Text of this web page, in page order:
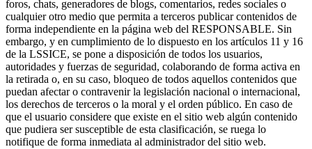
foros, chats, generadores de blogs, comentarios, redes sociales o
cualquier otro medio que permita a terceros publicar contenidos de
forma independiente en la página web del RESPONSABLE. Sin
embargo, y en cumplimiento de lo dispuesto en los artículos 11 y 16
de la LSSICE, se pone a disposición de todos los usuarios,
autoridades y fuerzas de seguridad, colaborando de forma activa en
la retirada o, en su caso, bloqueo de todos aquellos contenidos que
puedan afectar o contravenir la legislación nacional o internacional,
los derechos de terceros o la moral y el orden público. En caso de
que el usuario considere que existe en el sitio web algún contenido
que pudiera ser susceptible de esta clasificación, se ruega lo
notifique de forma inmediata al administrador del sitio web.